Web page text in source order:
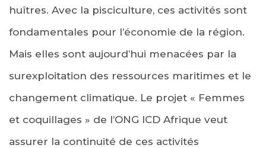
huîtres. Avec la pisciculture, ces activités sont
fondamentales pour l’économie de la région.
Mais elles sont aujourd’hui menacées par la
surexploitation des ressources maritimes et le
changement climatique. Le projet « Femmes
et coquillages » de l’ONG ICD Afrique veut
assurer la continuité de ces activités